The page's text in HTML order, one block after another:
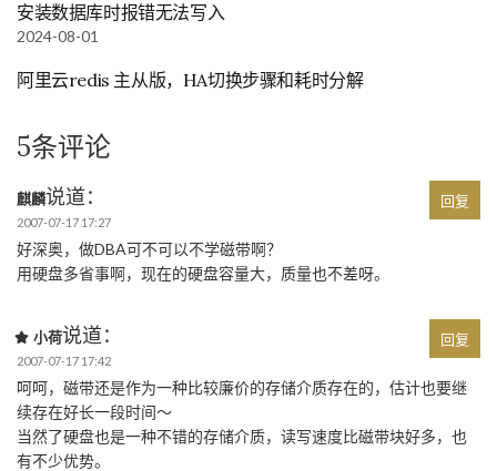
安装数据库时报错无法写入
2024-08-01
阿里云redis 主从版，HA切换步骤和耗时分解
5条评论
麒麟说道：
2007-07-17 17:27
好深奥，做DBA可不可以不学磁带啊？
用硬盘多省事啊，现在的硬盘容量大，质量也不差呀。
回复
小荷说道：
2007-07-17 17:42
呵呵，磁带还是作为一种比较廉价的存储介质存在的，估计也要继
续存在好长一段时间～
当然了硬盘也是一种不错的存储介质，读写速度比磁带块好多，也
有不少优势。
回复